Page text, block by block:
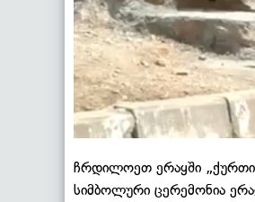
ჩრდილოეთ ერაყში
სიმბოლური ცერემონია